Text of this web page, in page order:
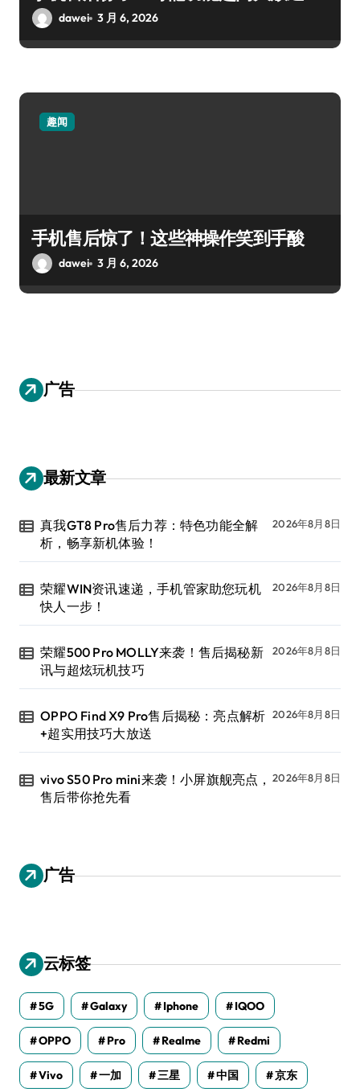
dawei 3 月 6, 2026
趣闻
手机售后惊了！这些神操作笑到手酸
dawei 3 月 6, 2026
广告
最新文章
真我GT8 Pro售后力荐：特色功能全解
析，畅享新机体验！
2026年8月8日
荣耀WIN资讯速递，手机管家助您玩机
快人一步！
2026年8月8日
荣耀500 Pro MOLLY来袭！售后揭秘新
讯与超炫玩机技巧
2026年8月8日
OPPO Find X9 Pro售后揭秘：亮点解析
+超实用技巧大放送
2026年8月8日
vivo S50 Pro mini来袭！小屏旗舰亮点，
售后带你抢先看
2026年8月8日
广告
云标签
5G Galaxy Iphone IQOO
OPPO Pro Realme Redmi
Vivo 一加 三星 中国 京东